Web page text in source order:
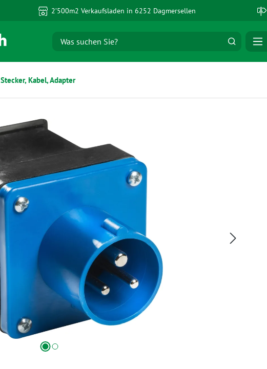
2’500m2 Verkaufsladen in 6252 Dagmersellen
Stecker, Kabel, Adapter